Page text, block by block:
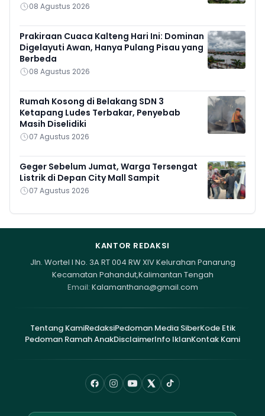
08 Agustus 2026
Prakiraan Cuaca Kalteng Hari Ini: Dominan
Digelayuti Awan, Hanya Pulang Pisau yang
Berbeda
08 Agustus 2026
Rumah Kosong di Belakang SDN 3
Ketapang Ludes Terbakar, Penyebab
Masih Diselidiki
07 Agustus 2026
Geger Sebelum Jumat, Warga Tersengat
Listrik di Depan City Mall Sampit
07 Agustus 2026
KANTOR REDAKSI
Jln. Wortel I No. 3A RT 004 RW XIV Kelurahan Panarung
Kecamatan Pahandut,Kalimantan Tengah
Email: Kalamanthana@gmail.com
Tentang KamiRedaksiPedoman Media SiberKode Etik
Pedoman Ramah AnakDisclaimerInfo IklanKontak Kami